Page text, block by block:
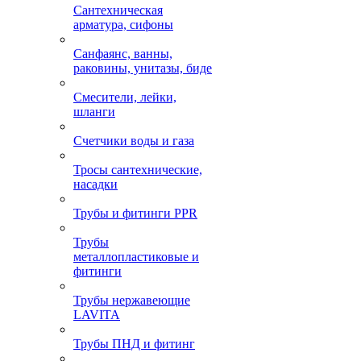
Сантехническая
арматура, сифоны
Санфаянс, ванны,
раковины, унитазы, биде
Смесители, лейки,
шланги
Счетчики воды и газа
Тросы сантехнические,
насадки
Трубы и фитинги PPR
Трубы
металлопластиковые и
фитинги
Трубы нержавеющие
LAVITA
Трубы ПНД и фитинг